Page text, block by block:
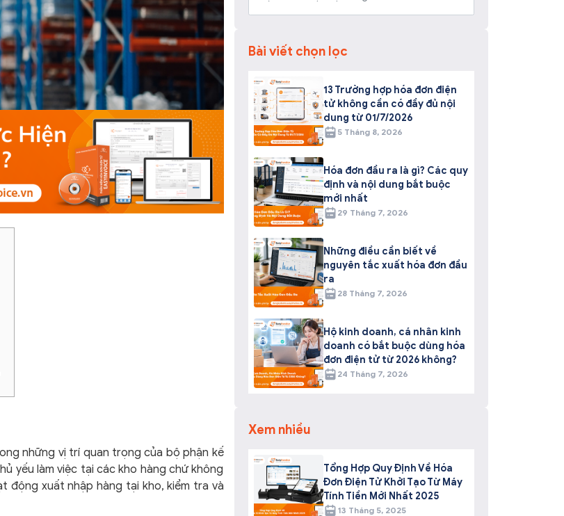
những vị trí quan trọng của bộ phận kế
yếu làm việc tại các kho hàng chứ không
động xuất nhập hàng tại kho, kiểm tra và
Bài viết chọn lọc
13 Trường hợp hóa đơn điện
tử không cần có đầy đủ nội
dung từ 01/7/2026
5 Tháng 8, 2026
Hóa đơn đầu ra là gì? Các quy
định và nội dung bắt buộc
mới nhất
29 Tháng 7, 2026
Những điều cần biết về
nguyên tắc xuất hóa đơn đầu
ra
28 Tháng 7, 2026
Hộ kinh doanh, cá nhân kinh
doanh có bắt buộc dùng hóa
đơn điện tử từ 2026 không?
24 Tháng 7, 2026
Xem nhiều
Tổng Hợp Quy Định Về Hóa
Đơn Điện Tử Khởi Tạo Từ Máy
Tính Tiền Mới Nhất 2025
13 Tháng 5, 2025